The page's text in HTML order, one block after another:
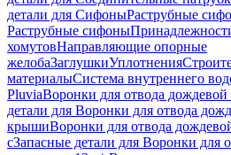
детали для СифоныРаструбные
Раструбные сифоны
хомутовНаправляющие опорные
желобаЗаглушкиУплотнения
материалыСистема внутреннего
PluviaВоронки для отвода
детали для Воронки для отвода
крышиВоронки для отвода
сЗапасные детали для Воронки для